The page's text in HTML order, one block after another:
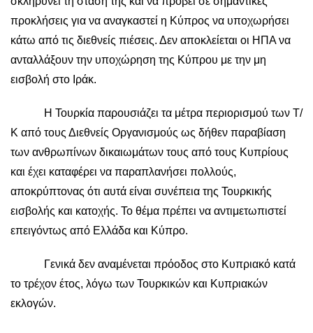
προκλήσεις για να αναγκαστεί η Κύπρος να υποχωρήσει
κάτω από τις διεθνείς πιέσεις. Δεν αποκλείεται οι ΗΠΑ να
ανταλλάξουν την υποχώρηση της Κύπρου με την μη
εισβολή στο Ιράκ.
Η Τουρκία παρουσιάζει τα μέτρα περιορισμού των Τ/
Κ από τους Διεθνείς Οργανισμούς ως δήθεν παραβίαση
των ανθρωπίνων δικαιωμάτων τους από τους Κυπρίους
και έχει καταφέρει να παραπλανήσει πολλούς,
αποκρύπτονας ότι αυτά είναι συνέπεια της Τουρκικής
εισβολής και κατοχής. Το θέμα πρέπει να αντιμετωπιστεί
επειγόντως από Ελλάδα και Κύπρο.
Γενικά δεν αναμένεται πρόοδος στο Κυπριακό κατά
το τρέχον έτος, λόγω των Τουρκικών και Κυπριακών
εκλογών.